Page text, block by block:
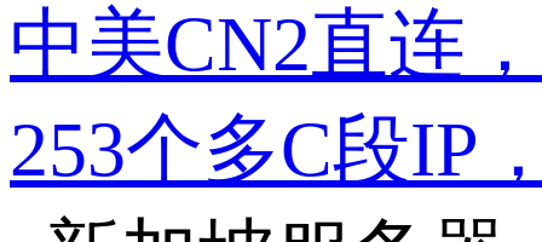
中美CN2直连
253个多C段IP